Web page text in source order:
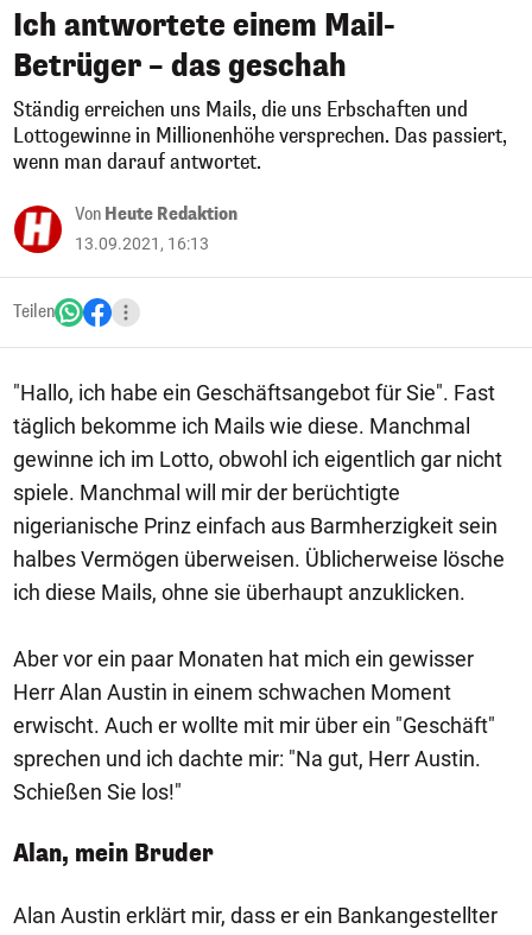
Ich antwortete einem Mail-
Betrüger – das geschah
Ständig erreichen uns Mails, die uns Erbschaften und
Lottogewinne in Millionenhöhe versprechen. Das passiert,
wenn man darauf antwortet.
Von Heute Redaktion
13.09.2021, 16:13
Teilen
"Hallo, ich habe ein Geschäftsangebot für Sie". Fast
täglich bekomme ich Mails wie diese. Manchmal
gewinne ich im Lotto, obwohl ich eigentlich gar nicht
spiele. Manchmal will mir der berüchtigte
nigerianische Prinz einfach aus Barmherzigkeit sein
halbes Vermögen überweisen. Üblicherweise lösche
ich diese Mails, ohne sie überhaupt anzuklicken.
Aber vor ein paar Monaten hat mich ein gewisser
Herr Alan Austin in einem schwachen Moment
erwischt. Auch er wollte mit mir über ein "Geschäft"
sprechen und ich dachte mir: "Na gut, Herr Austin.
Schießen Sie los!"
Alan, mein Bruder
Alan Austin erklärt mir, dass er ein Bankangestellter